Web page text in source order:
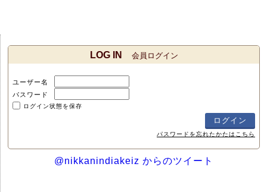
LOG IN 会員ログイン
ユーザー名
パスワード
ログイン状態を保存
パスワードを忘れたかたはこちら
@nikkanindiakeiz からのツイート